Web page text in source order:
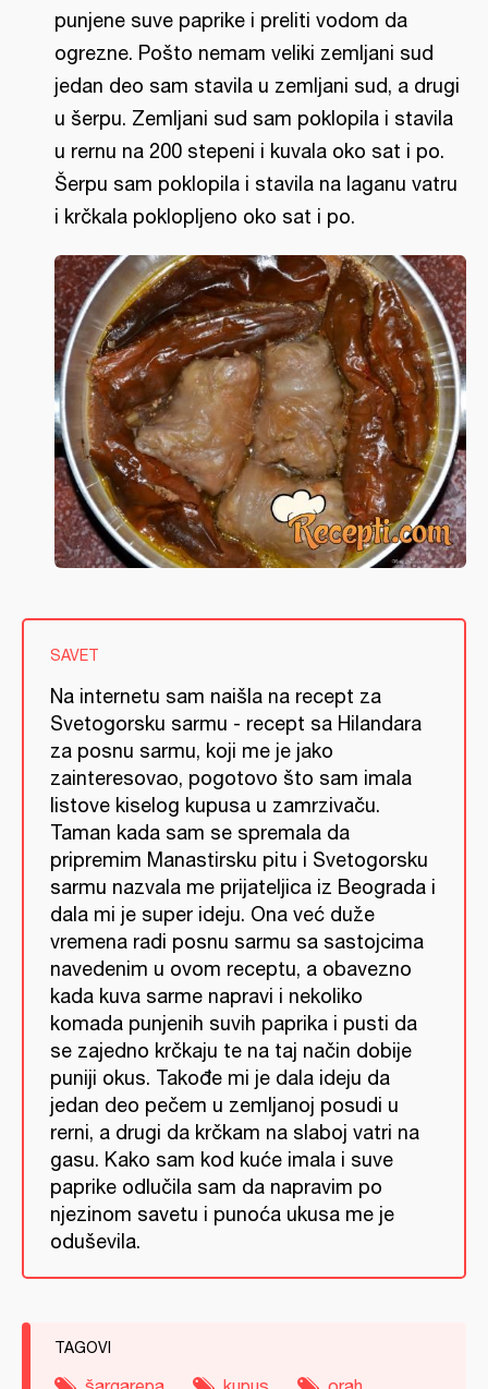
punjene suve paprike i preliti vodom da
ogrezne. Pošto nemam veliki zemljani sud
jedan deo sam stavila u zemljani sud, a drugi
u šerpu. Zemljani sud sam poklopila i stavila
u rernu na 200 stepeni i kuvala oko sat i po.
Šerpu sam poklopila i stavila na laganu vatru
i krčkala poklopljeno oko sat i po.
SAVET
Na internetu sam naišla na recept za
Svetogorsku sarmu - recept sa Hilandara
za posnu sarmu, koji me je jako
zainteresovao, pogotovo što sam imala
listove kiselog kupusa u zamrzivaču.
Taman kada sam se spremala da
pripremim Manastirsku pitu i Svetogorsku
sarmu nazvala me prijateljica iz Beograda i
dala mi je super ideju. Ona već duže
vremena radi posnu sarmu sa sastojcima
navedenim u ovom receptu, a obavezno
kada kuva sarme napravi i nekoliko
komada punjenih suvih paprika i pusti da
se zajedno krčkaju te na taj način dobije
puniji okus. Takođe mi je dala ideju da
jedan deo pečem u zemljanoj posudi u
rerni, a drugi da krčkam na slaboj vatri na
gasu. Kako sam kod kuće imala i suve
paprike odlučila sam da napravim po
njezinom savetu i punoća ukusa me je
oduševila.
TAGOVI